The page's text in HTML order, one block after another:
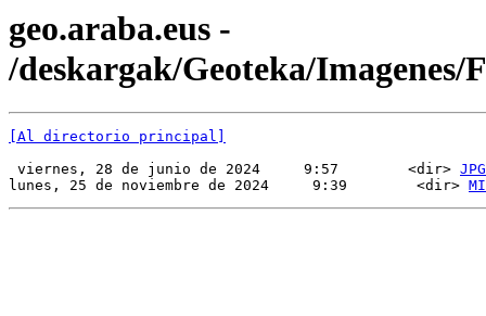
geo.araba.eus -
/deskargak/Geoteka/Imagenes/
[Al directorio principal]
viernes, 28 de junio de 2024     9:57        <dir> JPG
lunes, 25 de noviembre de 2024     9:39        <dir>